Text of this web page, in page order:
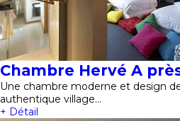
Chambre Hervé A
Une chambre moderne et design
authentique village…
+ Détail